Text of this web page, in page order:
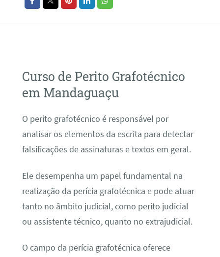
Curso de Perito Grafotécnico
em Mandaguaçu
O perito grafotécnico é responsável por
analisar os elementos da escrita para detectar
falsificações de assinaturas e textos em geral.
Ele desempenha um papel fundamental na
realização da perícia grafotécnica e pode atuar
tanto no âmbito judicial, como perito judicial
ou assistente técnico, quanto no extrajudicial.
O campo da perícia grafotécnica oferece